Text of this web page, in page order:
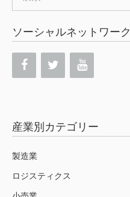
索:
ソーシャルネットワーク
産業別カテゴリー
製造業
ロジスティクス